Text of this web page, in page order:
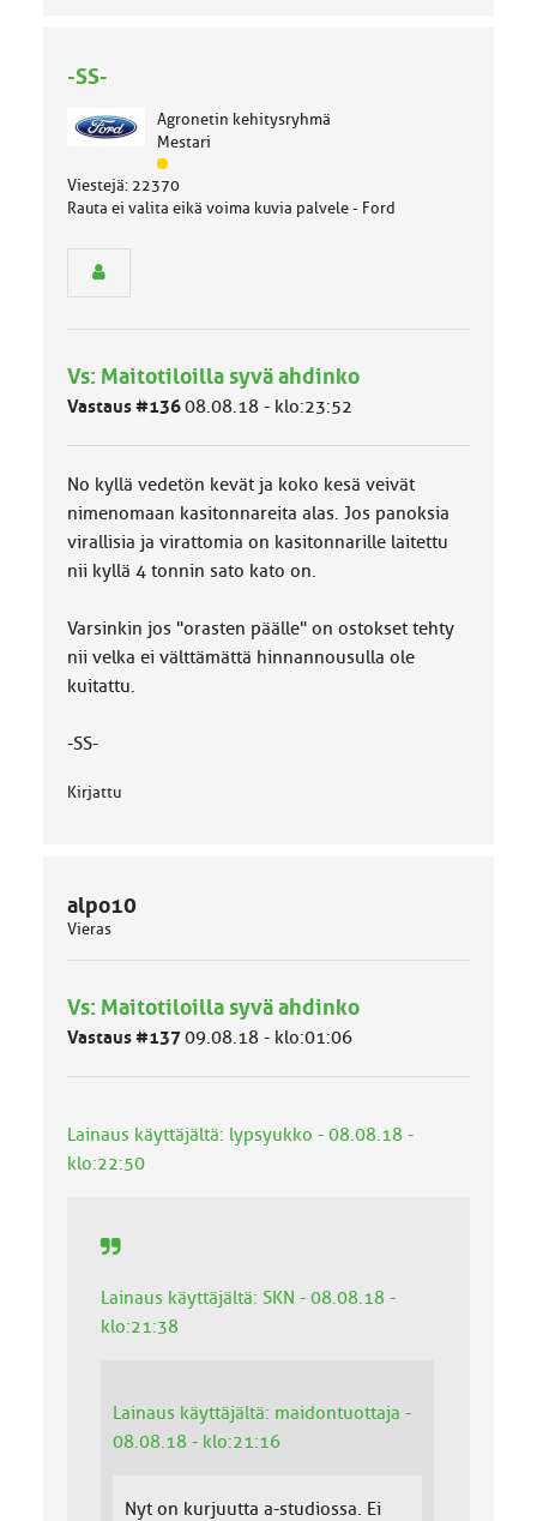
-SS-
Agronetin kehitysryhmä
Mestari
J
ä
s
ä
u
k
a
Viestejä: 22370
Rauta ei valita eikä voima kuvia palvele - Ford
Vs: Maitotiloilla syvä ahdinko
Vastaus #13608.08.18 - klo:23:52
No kyllä vedetön kevät ja koko kesä veivät
nimenomaan kasitonnareita alas. Jos panoksia
virallisia ja virattomia on kasitonnarille laitettu
nii kyllä 4 tonnin sato kato on.
Varsinkin jos "orasten päälle" on ostokset tehty
nii velka ei välttämättä hinnannousulla ole
kuitattu.
-SS-
Kirjattu
alpo10
Vieras
Vs: Maitotiloilla syvä ahdinko
Vastaus #13709.08.18 - klo:01:06
Lainaus käyttäjältä: lypsyukko - 08.08.18 -
klo:22:50
Lainaus käyttäjältä: SKN - 08.08.18 -
klo:21:38
Lainaus käyttäjältä: maidontuottaja -
08.08.18 - klo:21:16
Nyt on kurjuutta a-studiossa. Ei